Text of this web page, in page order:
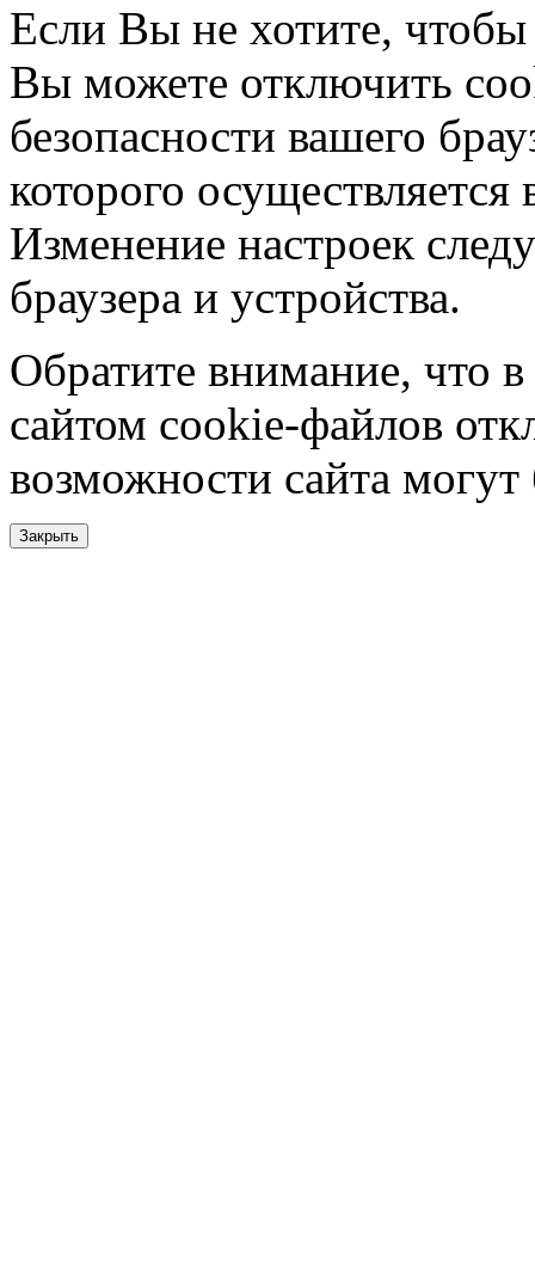
Если Вы не хотите,
Вы можете отключить
безопасности вашего
которого
Изменение настроек
браузера и устройства.
Обратите внимание, что в
сайтом cookie-файлов
возможности сайта
Закрыть